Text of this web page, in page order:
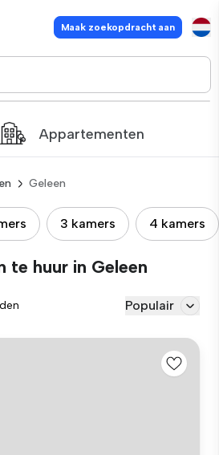
Maak zoekopdracht aan
Appartementen
Geleen
3 kamers 4 kamers
te huur in Geleen
Populair